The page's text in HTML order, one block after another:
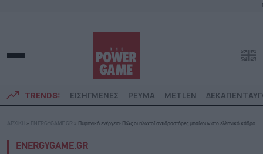
TRENDS: ΕΙΣΗΓΜΕΝΕΣ ΡΕΥΜΑ METLEN
ΑΡΧΙΚΗ » ENERGYGAME.GR » Πυρηνική ενέργεια: Πώς οι πλωτοί αντιδραστήρες μπαίνουν στο ελληνικό κάδρο
ENERGYGAME.GR